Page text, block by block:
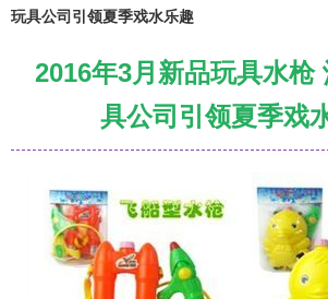
玩具公司引领夏季戏水乐趣
2016年3月新品玩具水枪
具公司引领夏季戏